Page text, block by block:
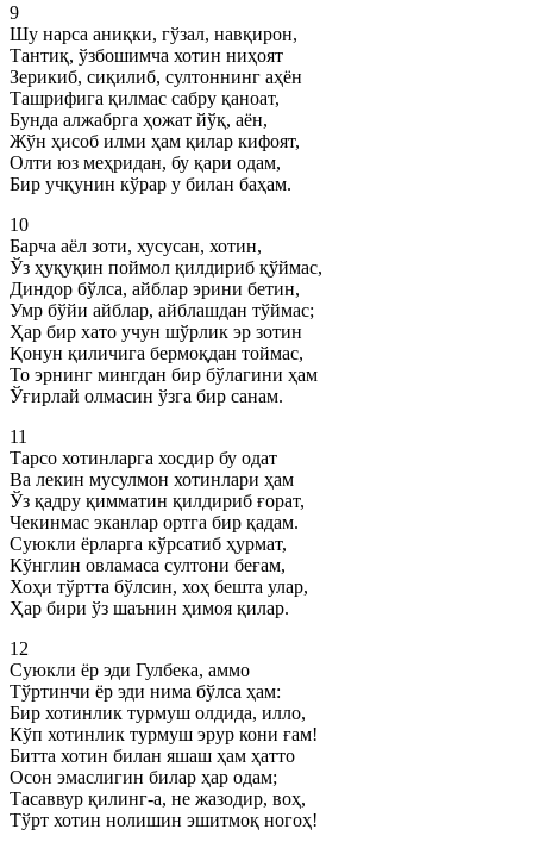
9
Шу нарса аниқки, гўзал, навқирон,
Тантиқ, ўзбошимча хотин ниҳоят
Зерикиб, сиқилиб, султоннинг аҳён
Ташрифига қилмас сабру қаноат,
Бунда алжабрга ҳожат йўқ, аён,
Жўн ҳисоб илми ҳам қилар кифоят,
Олти юз меҳридан, бу қари одам,
Бир учқунин кўрар у билан баҳам.
10
Барча аёл зоти, хусусан, хотин,
Ўз ҳуқуқин поймол қилдириб қўймас,
Диндор бўлса, айблар эрини бетин,
Умр бўйи айблар, айблашдан тўймас;
Ҳар бир хато учун шўрлик эр зотин
Қонун қиличига бермоқдан тоймас,
То эрнинг мингдан бир бўлагини ҳам
Ўғирлай олмасин ўзга бир санам.
11
Тарсо хотинларга хосдир бу одат
Ва лекин мусулмон хотинлари ҳам
Ўз қадру қимматин қилдириб ғорат,
Чекинмас эканлар ортга бир қадам.
Суюкли ёрларга кўрсатиб ҳурмат,
Кўнглин овламаса султони беғам,
Хоҳи тўртта бўлсин, хоҳ бешта улар,
Ҳар бири ўз шаънин ҳимоя қилар.
12
Суюкли ёр эди Гулбека, аммо
Тўртинчи ёр эди нима бўлса ҳам:
Бир хотинлик турмуш олдида, илло,
Кўп хотинлик турмуш эрур кони ғам!
Битта хотин билан яшаш ҳам ҳатто
Осон эмаслигин билар ҳар одам;
Тасаввур қилинг-а, не жазодир, воҳ,
Тўрт хотин нолишин эшитмоқ ногоҳ!